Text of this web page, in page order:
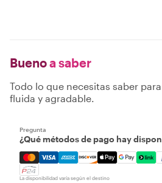
Buenoa saber
Todo lo que necesitas saber
fluida y agradable.
Pregunta
¿Qué métodos de pago hay
Mastercard, Visa, Amex,
La disponibilidad varía según el destino